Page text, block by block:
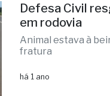
Defesa Civil
em rodovia
Animal estava à
fratura
há 1 ano